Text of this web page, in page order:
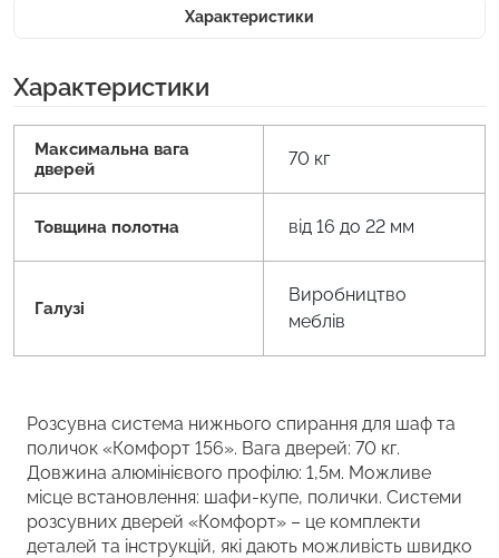
Характеристики
Характеристики
Максимальна вага
дверей
70 кг
Товщина полотна від 16 до 22 мм
Галузі
Виробництво
меблів
Розсувна система нижнього спирання для шаф та
поличок «Комфорт 156». Вага дверей: 70 кг.
Довжина алюмінієвого профілю: 1,5м. Можливе
місце встановлення: шафи-купе, полички. Системи
розсувних дверей «Комфорт» – це комплекти
деталей та інструкцій, які дають можливість швидко